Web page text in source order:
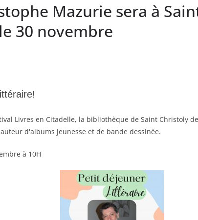
Mazurie sera à
30 novembre
Livres en Citadelle, la bibliothèque de Saint Christoly
d'albums jeunesse et de bande dessinée.
à 10H